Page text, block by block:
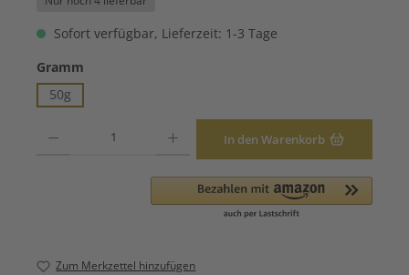
Sofort verfügbar, Lieferzeit: 1-3 Tage
Gramm
50g
In den Warenkorb
Zum Merkzettel hinzufügen